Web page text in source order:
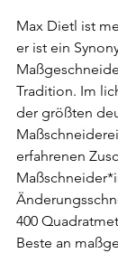
Max Dietl ist
er ist ein
Tradition. Im
der größten
erfahrenen
400
Beste an